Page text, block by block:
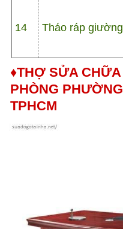
14 Tháo ráp
♦THỢ SỬA
PHÒNG
TPHCM